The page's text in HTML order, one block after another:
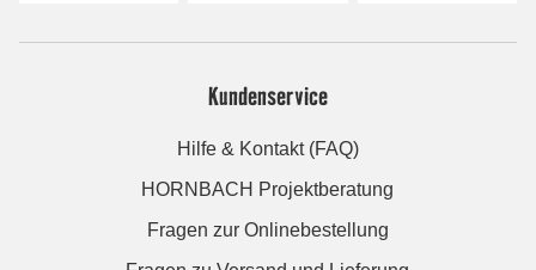
Kundenservice
Hilfe & Kontakt (FAQ)
HORNBACH Projektberatung
Fragen zur Onlinebestellung